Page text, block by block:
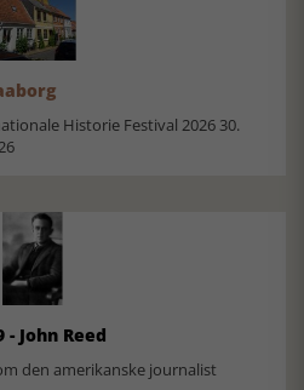
Historie Festival 2026 30.
John Reed
den amerikanske journalist